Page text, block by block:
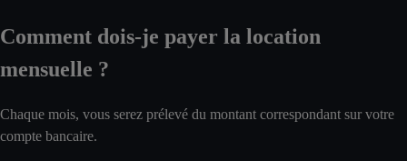
Comment dois-je payer la location
mensuelle ?
Chaque mois, vous serez prélevé du montant correspondant sur votre
compte bancaire.